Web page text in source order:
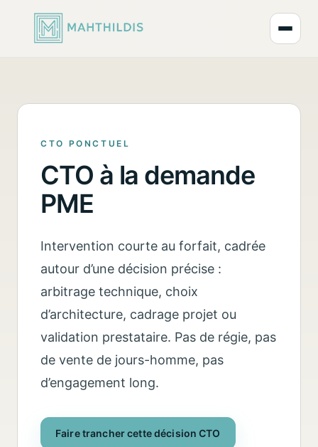
CTO PONCTUEL
CTO à la demande
PME
Intervention courte au forfait, cadrée
autour d’une décision précise :
arbitrage technique, choix
d’architecture, cadrage projet ou
validation prestataire. Pas de régie, pas
de vente de jours-homme, pas
d’engagement long.
Faire trancher cette décision CTO